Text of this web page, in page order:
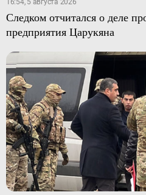
Следком отчитался о деле
предприятия Царукяна